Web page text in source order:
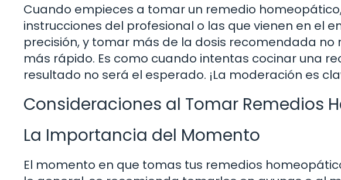
Cuando empieces a tomar un remedio
instrucciones del profesional o las que vienen en el
precisión, y tomar más de la dosis recomendada
más rápido. Es como cuando intentas cocinar una
resultado no será el esperado. ¡La moderación es
Consideraciones al Tomar Remedios
La Importancia del Momento
El momento en que tomas tus remedios